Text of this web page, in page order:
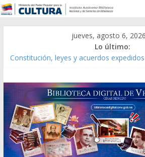
jueves, agosto 6, 2026
Lo último:
Constitución, leyes y acuerdos
Modesta Bor Sánchez [material gráfico]
Gaceta Oficial de la República de
Caracas 09 de marzo de 2006 N° 38.394
Catálogo temático de obras de Modesta